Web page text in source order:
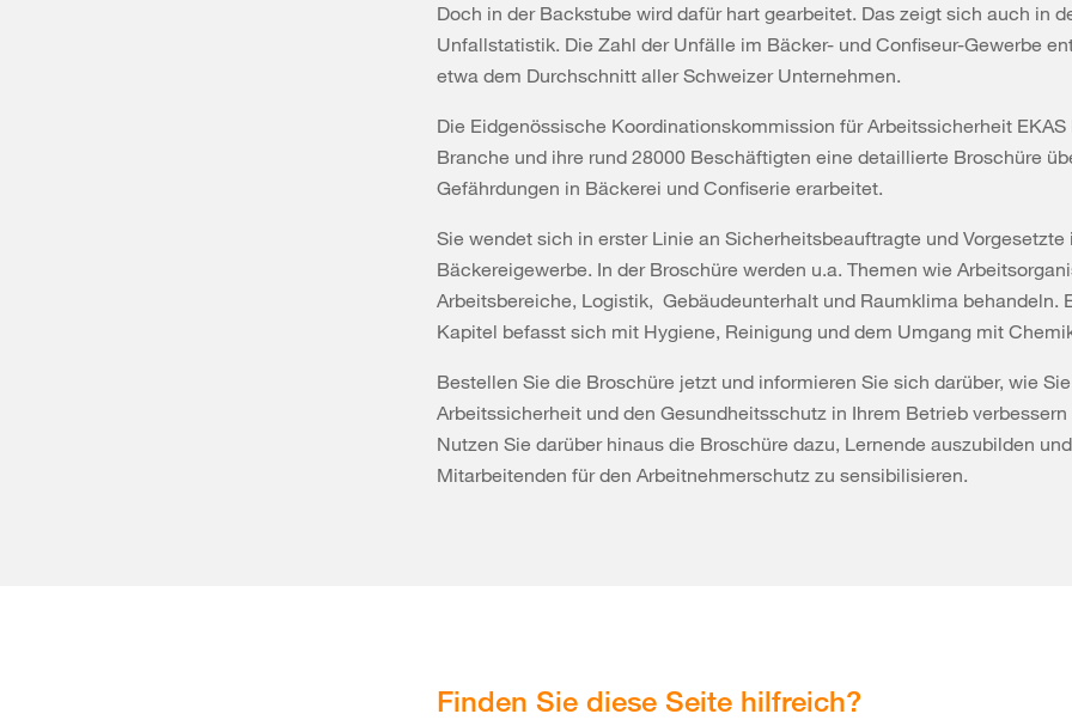
Doch in der Backstube wird dafür hart gearbeitet. Das zeigt sich auch in
Unfallstatistik. Die Zahl der Unfälle im Bäcker- und Confiseur-Gewerbe
etwa dem Durchschnitt aller Schweizer Unternehmen.
Die Eidgenössische Koordinationskommission für Arbeitssicherheit EKAS
Branche und ihre rund 28000 Beschäftigten eine detaillierte Broschüre
Gefährdungen in Bäckerei und Confiserie erarbeitet.
Sie wendet sich in erster Linie an Sicherheitsbeauftragte und Vorgesetzte
Bäckereigewerbe. In der Broschüre werden u.a. Themen wie
Arbeitsbereiche, Logistik, Gebäudeunterhalt und Raumklima behandeln.
Kapitel befasst sich mit Hygiene, Reinigung und dem Umgang mit
Bestellen Sie die Broschüre jetzt und informieren Sie sich darüber, wie
Arbeitssicherheit und den Gesundheitsschutz in Ihrem Betrieb verbessern
Nutzen Sie darüber hinaus die Broschüre dazu, Lernende auszubilden
Mitarbeitenden für den Arbeitnehmerschutz zu sensibilisieren.
Finden Sie diese Seite hilfreich?